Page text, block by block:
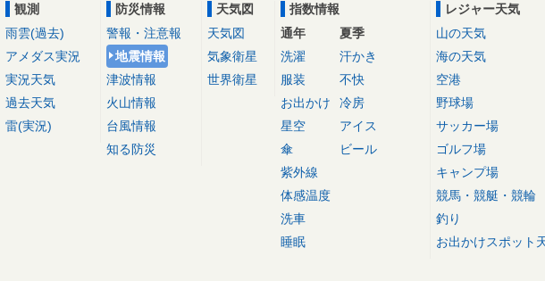
観測
雨雲(過去)
アメダス実況
実況天気
過去天気
雷(実況)
防災情報
警報・注意報
地震情報
津波情報
火山情報
台風情報
知る防災
天気図
天気図
気象衛星
世界衛星
指数情報
通年
洗濯
服装
お出かけ
星空
傘
紫外線
体感温度
洗車
睡眠
夏季
汗かき
不快
冷房
アイス
ビール
レジャー天気
山の天気
海の天気
空港
野球場
サッカー場
ゴルフ場
キャンプ場
競馬・競艇・競輪
釣り
お出かけスポット